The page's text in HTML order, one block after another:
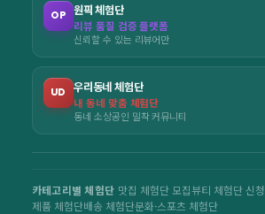
OP 원픽 체험단
리뷰 품질 검증 플랫폼
신뢰할 수 있는 리뷰어만
UD 우리동네 체험단
내 동네 맞춤 체험단
동네 소상공인 밀착 커뮤니티
카테고리별 체험단 맛집 체험단 모집뷰티 체험단 신청
제품 체험단배송 체험단문화·스포츠 체험단